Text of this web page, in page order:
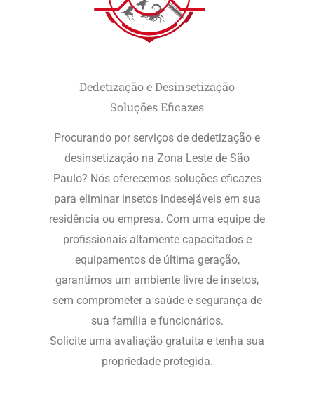
Dedetização e Desinsetização
Soluções Eficazes
Procurando por serviços de dedetização e
desinsetização na Zona Leste de São
Paulo? Nós oferecemos soluções eficazes
para eliminar insetos indesejáveis em sua
residência ou empresa. Com uma equipe de
profissionais altamente capacitados e
equipamentos de última geração,
garantimos um ambiente livre de insetos,
sem comprometer a saúde e segurança de
sua família e funcionários.
Solicite uma avaliação gratuita e tenha sua
propriedade protegida.